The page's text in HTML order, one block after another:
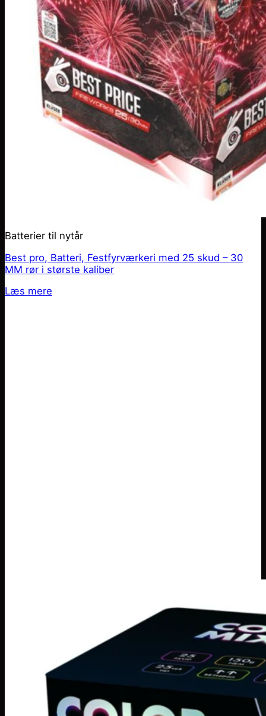
Batterier til nytår
Best pro, Batteri, Festfyrværkeri med 25 skud – 30
MM rør i største kaliber
Læs mere